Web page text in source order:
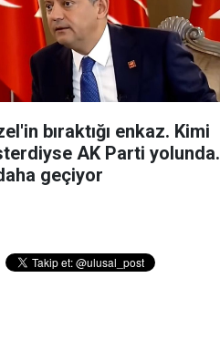
bıraktığı enkaz. Kimi
AK Parti yolunda.
geçiyor